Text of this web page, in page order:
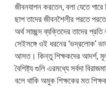
জীবনযাপন করতেন, বলা যেতে
ছাপ তাদের জীবনশৈলীর পরতে
অর্থ সাচ্ছন্দ ব্যক্তিদের তাদের
সেইসঙ্গে ওই ধরনের ‘ভদ্রলোক’
আসত। কিন্তু শিক্ষকদের আদর্শ,
বৈশিষ্ট্য গুলি এরমধ্যে সর্বদা
বলে থাকি অমুক শিক্ষকের মত